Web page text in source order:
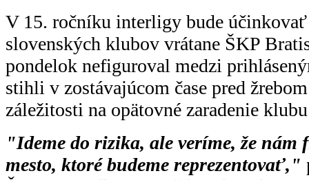
V 15. ročníku interligy bude účinkovať
slovenských klubov vrátane ŠKP
pondelok nefiguroval medzi
stihli v zostávajúcom čase pred
záležitosti na opätovné zaradenie
"Ideme do rizika, ale veríme, že nám
mesto, ktoré budeme reprezentovať,"